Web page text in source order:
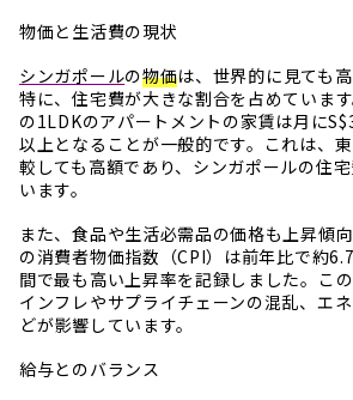
物価と生活費の現状
シンガポールの物価は、世界的に見ても
特に、住宅費が大きな割合を占めていま
の1LDKのアパートメントの家賃は月に
以上となることが一般的です。これは、
較しても高額であり、シンガポールの住
います。
また、食品や生活必需品の価格も上昇傾
の消費者物価指数（CPI）は前年比で約
間で最も高い上昇率を記録しました。こ
インフレやサプライチェーンの混乱、エ
どが影響しています。
給与とのバランス